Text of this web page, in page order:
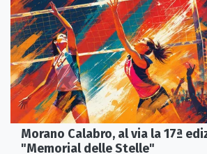
Morano Calabro, al via la 17ª
"Memorial delle Stelle"